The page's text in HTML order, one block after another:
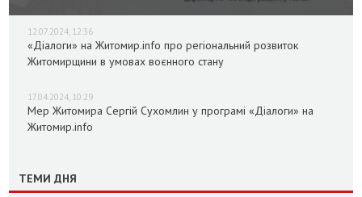
12.07.2024, 12:36
«Діалоги» на Житомир.info про регіональний розвиток
Житомирщини в умовах воєнного стану
17.04.2024, 10:29
Мер Житомира Сергій Сухомлин у програмі «Діалоги» на
Житомир.info
ТЕМИ ДНЯ